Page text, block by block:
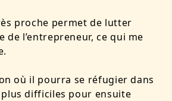
proche permet de lutter
de l’entrepreneur, ce qui me
où il pourra se réfugier dans
difficiles pour ensuite